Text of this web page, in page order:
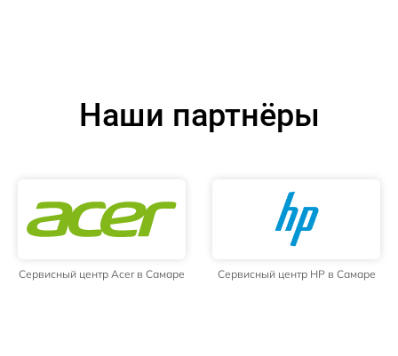
Наши партнёры
Сервисный центр Acer в Самаре Сервисный центр HP в Самаре